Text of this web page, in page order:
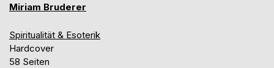
Miriam Bruderer
Spiritualität & Esoterik
Hardcover
58 Seiten